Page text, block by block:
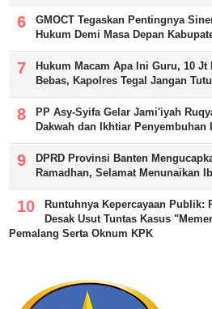
GMOCT Tegaskan Pentingnya
Hukum Demi Masa Depan
Hukum Macam Apa Ini Guru, 10
Bebas, Kapolres Tegal Jangan
PP Asy-Syifa Gelar Jami'iyah
Dakwah dan Ikhtiar
DPRD Provinsi Banten
Ramadhan, Selamat Menunaikan
Runtuhnya Kepercayaan Publik:
Desak Usut Tuntas Kasus
Pemalang Serta Oknum KPK